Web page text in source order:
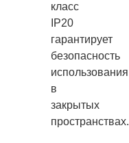
класс
IP20
гарантирует
безопасность
использования
в
закрытых
пространствах.